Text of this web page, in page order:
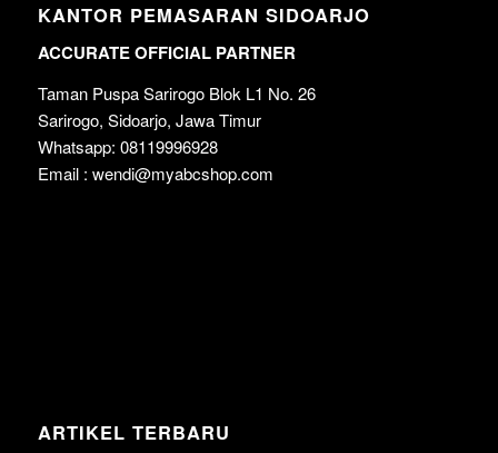
KANTOR PEMASARAN SIDOARJO
ACCURATE OFFICIAL PARTNER
Taman Puspa Sarirogo Blok L1 No. 26
Sarirogo, Sidoarjo, Jawa Timur
Whatsapp: 08119996928
Email : wendi@myabcshop.com
ARTIKEL TERBARU